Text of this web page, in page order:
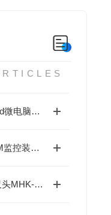
德国罗威邦lovibond微电脑余氯-总氯-酸度-碱度-氰尿酸浓度测定仪的特点
德国MICRONORM监控装置FC-2的工作原理及特点
MITUTOYO千分尺头MHK-25R特点